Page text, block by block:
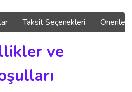
Taksit Seçenekleri
ve